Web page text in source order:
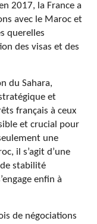
2017, la France a
avec le Maroc et
querelles
des visas et des
du Sahara,
et
français à ceux
et crucial pour
une
il s’agit d’une
stabilité
enfin à
de négociations